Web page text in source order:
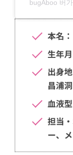
bugAboo 버
本名
生年
出身
昌浦洞
血液
担当
ー、